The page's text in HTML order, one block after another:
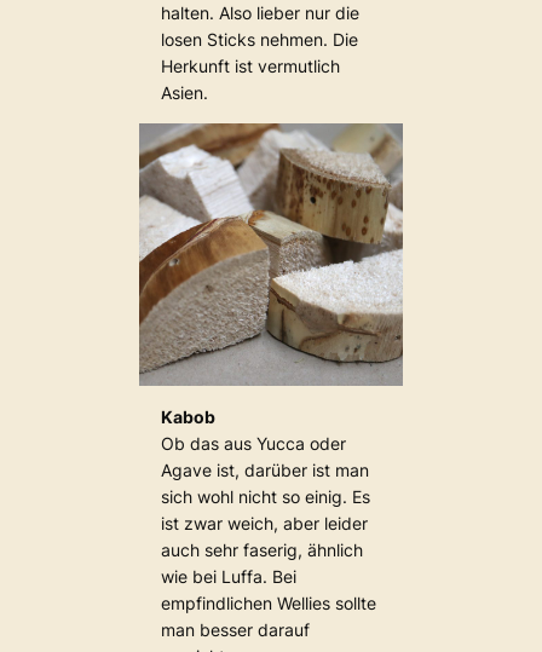
halten. Also lieber nur die
losen Sticks nehmen. Die
Herkunft ist vermutlich
Asien.
Kabob
Ob das aus Yucca oder
Agave ist, darüber ist man
sich wohl nicht so einig. Es
ist zwar weich, aber leider
auch sehr faserig, ähnlich
wie bei Luffa. Bei
empfindlichen Wellies sollte
man besser darauf